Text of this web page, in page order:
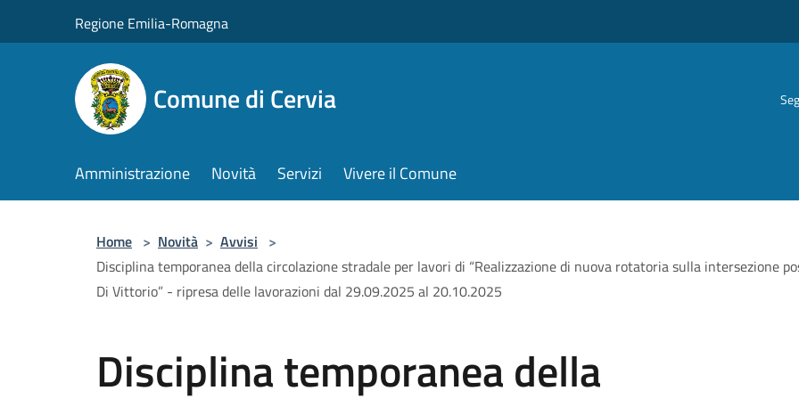
Regione Emilia-Romagna
Comune di Cervia
Amministrazione Novità Servizi Vivere il Comune
Home > Novità > Avvisi >
Disciplina temporanea della circolazione stradale per lavori di “Realizzazione di nuova rotatoria sulla intersezione
Di Vittorio” - ripresa delle lavorazioni dal 29.09.2025 al 20.10.2025
Disciplina temporanea della